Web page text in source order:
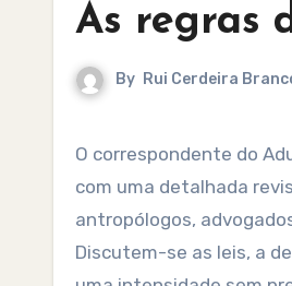
As regras
By Rui Cerdeira
O correspondente do Adufe no Brasil – acho que posso atribuir-lhe o título, caro Ruy Zananiri – informa-nos
com uma detalhada
antropólogos,
Discutem-se as leis, a